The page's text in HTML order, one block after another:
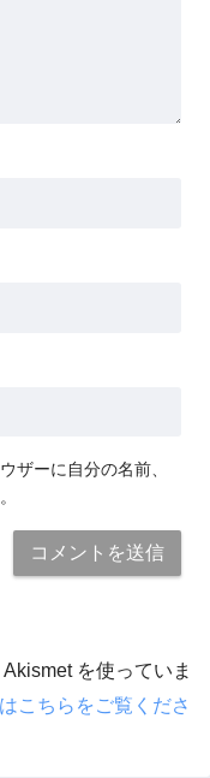
ザーに自分の名前、
を使っていま
こちらをご覧くださ